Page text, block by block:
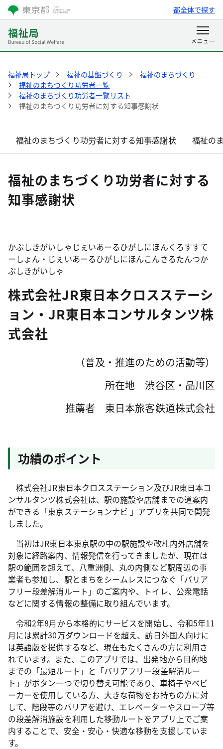
都全体で探す
福祉局トップ 福祉の基盤づくり
福祉のまちづくり
福祉のまちづくり功労者一覧
福祉のまちづくり功労者一覧リスト
福祉のまちづくり功労者に対する知事感謝状
福祉のまちづくり功労者に対する知事感謝状 福祉の
福祉のまちづくり功労者に対する
知事感謝状
かぶしきがいしゃじぇいあーるひがしにほんくろすすて
ーしょん・じぇいあーるひがしにほんこんさるたんつか
ぶしきがいしゃ
株式会社JR東日本クロスステーシ
ョン・JR東日本コンサルタンツ株
式会社
（普及・推進のための活動等）
所在地 渋谷区・品川区
推薦者 東日本旅客鉄道株式会社
功績のポイント
株式会社JR東日本クロスステーション及びJR東日本コ
ンサルタンツ株式会社は、駅の施設や店舗までの道案内
ができる「東京ステーションナビ 」アプリを共同で開発
しました。
当初はJR東日本東京駅の中の駅施設や改札内外店舗を
対象に経路案内、情報発信を行ってきましたが、現在は
駅の範囲を超えて、八重洲側、丸の内側など駅周辺の事
業者も参加し、駅とまちをシームレスにつなぐ「バリア
フリー段差解消ルート」のご案内や、トイレ、公衆電話
などに関する情報の整備に取り組んでいます。
令和2年8月から本格的にサービスを開始し、令和5年11
月には累計30万ダウンロードを超え、訪日外国人向けに
は英語版を提供するなど、現在もたくさんの方に利用さ
れています。また、このアプリでは、出発地から目的地
までの「最短ルート」と「バリアフリー段差解消ルー
ト」がボタン一つで切り替え可能であり、車椅子やベビ
ーカーを使用している方、大きな荷物をお持ちの方に対
して、階段等のバリアを避け、エレベーターやスロープ等
の段差解消施設を利用した移動ルートをアプリ上でご案
内することで、安全・安心・快適な移動を支援していま
す。